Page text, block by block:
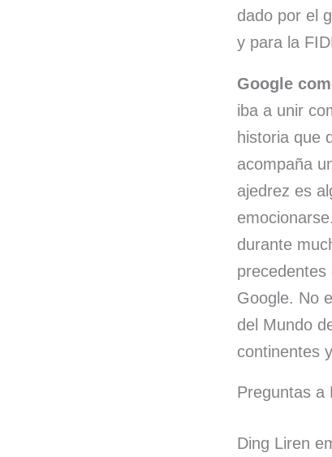
dado por el
y para la
Google
iba a unir
historia que
acompaña
ajedrez es
durante
Google. No
del Mundo
continentes
Preguntas a
Ding Liren